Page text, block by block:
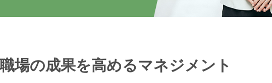
場の成果を高めるマネジメント